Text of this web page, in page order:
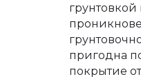
грунтовкой
пригодна
покрытие